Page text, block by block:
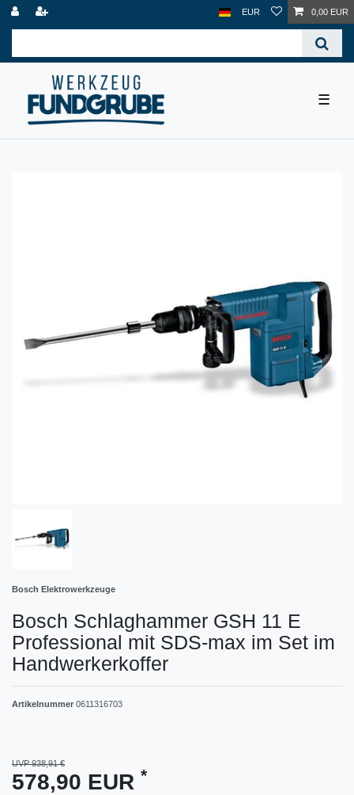
EUR 0,00 EUR
☰
Bosch Elektrowerkzeuge
Bosch Schlaghammer GSH 11 E
Professional mit SDS-max im Set im
Handwerkerkoffer
Artikelnummer 0611316703
UVP 938,91 €
578,90 EUR *